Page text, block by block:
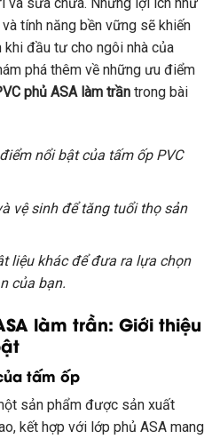
và sửa chữa. Những lợi ích như
tính năng bền vững sẽ khiến
khi đầu tư cho ngôi nhà của
phá thêm về những ưu điểm
phủ ASA làm trần trong bài
nổi bật của tấm ốp PVC
vệ sinh để tăng tuổi thọ sản
liệu khác để đưa ra lựa chọn
của bạn.
làm trần: Giới thiệu
tấm ốp
sản phẩm được sản xuất
kết hợp với lớp phủ ASA mang